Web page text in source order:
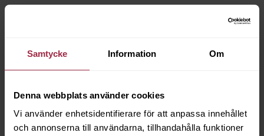
Samtycke Information Om
Denna webbplats använder cookies
Vi använder enhetsidentifierare för att anpassa innehållet
och annonserna till användarna, tillhandahålla funktioner